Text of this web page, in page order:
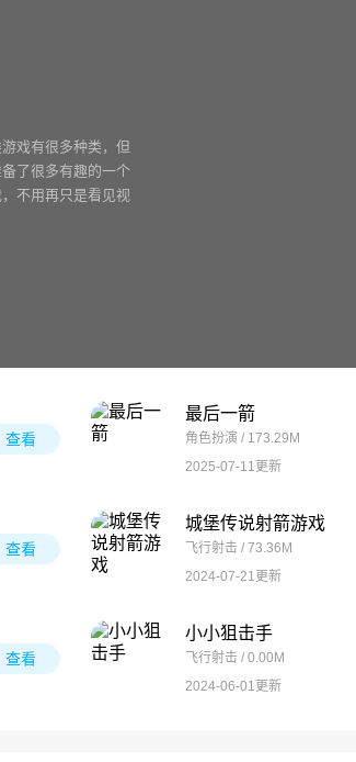
戏有很多种类，但
了很多有趣的一个
不用再只是看见视
查看
最后一箭
角色扮演 / 173.29M
2025-07-11更新
查看
城堡传说射箭游戏
飞行射击 / 73.36M
2024-07-21更新
查看
小小狙击手
飞行射击 / 0.00M
2024-06-01更新